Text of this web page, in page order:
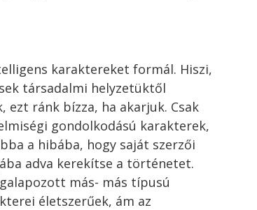
karaktereket formál. Hiszi,
társadalmi helyzetüktől
ránk bízza, ha akarjuk. Csak
gondolkodású karakterek,
a hibába, hogy saját szerzői
adva kerekítse a történetet.
más- más típusú
életszerűek, ám az